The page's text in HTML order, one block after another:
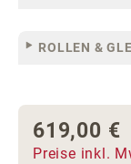
ROLLEN &
Regulärer
619,00 €
Preise inkl.